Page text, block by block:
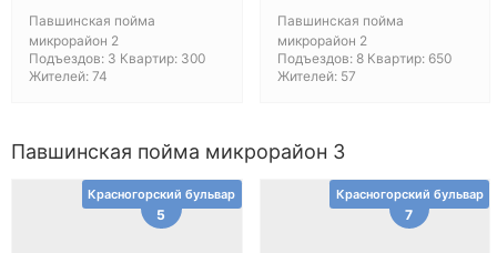
Павшинская пойма
микрорайон 2
Подъездов: 3 Квартир: 300
Жителей: 74
Павшинская пойма
микрорайон 2
Подъездов: 8 Квартир: 650
Жителей: 57
Павшинская пойма микрорайон 3
Красногорский бульвар
5
Красногорский бульвар
7